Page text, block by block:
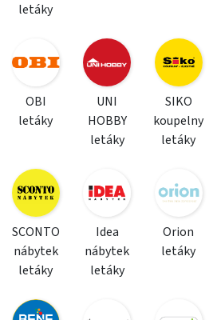
letáky
OBI
letáky
UNI
HOBBY
letáky
SIKO
koupelny
letáky
SCONTO
nábytek
letáky
Idea
nábytek
letáky
Orion
letáky